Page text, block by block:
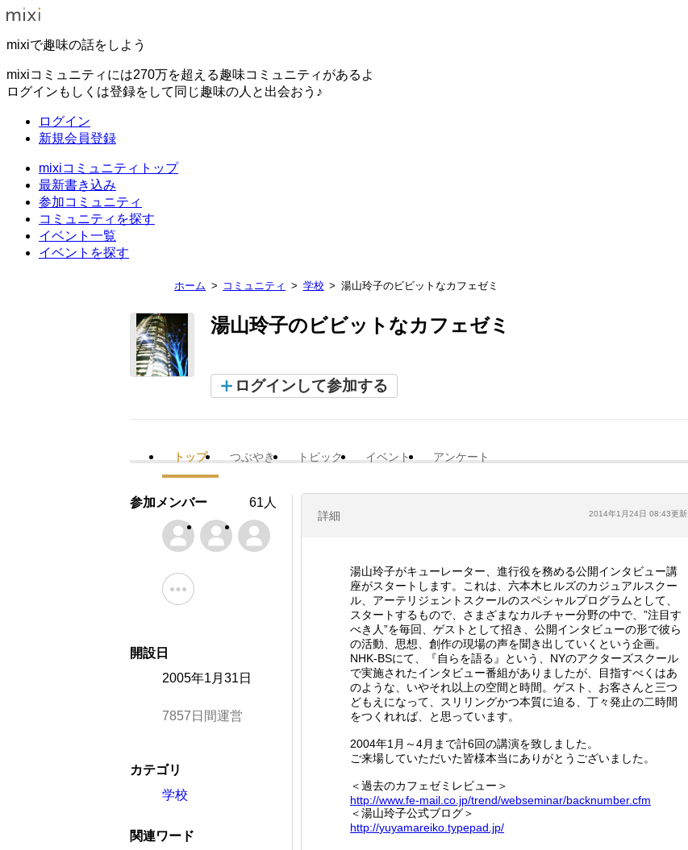
mixiで趣味の話をしよう
mixiコミュニティには270万を超える趣味コミュニティがあるよ
ログインもしくは登録をして同じ趣味の人と出会おう♪
ログイン
新規会員登録
mixiコミュニティトップ
最新書き込み
参加コミュニティ
コミュニティを探す
イベント一覧
イベントを探す
ホーム コミュニティ 学校 湯山玲子のビビットなカフェゼミ
湯山玲子のビビットなカフェゼミ
ログインして参加する
トップ つぶやき トピック イベント アンケート
詳細 2014年1月24日 08:43更新
湯山玲子がキューレーター、進行役を務める公開インタビュー講
座がスタートします。これは、六本木ヒルズのカジュアルスクー
ル、アーテリジェントスクールのスペシャルプログラムとして、
スタートするもので、さまざまなカルチャー分野の中で、”注目す
べき人”を毎回、ゲストとして招き、公開インタビューの形で彼ら
の活動、思想、創作の現場の声を聞き出していくという企画。
NHK-BSにて、『自らを語る』という、NYのアクターズスクール
で実施されたインタビュー番組がありましたが、目指すべくはあ
のような、いやそれ以上の空間と時間。ゲスト、お客さんと三つ
どもえになって、スリリングかつ本質に迫る、丁々発止の二時間
をつくれれば、と思っています。
2004年1月～4月まで計6回の講演を致しました。
ご来場していただいた皆様本当にありがとうございました。
＜過去のカフェゼミレビュー＞
http://www.fe-mail.co .jp/trend/webseminar/backnumber.cfm
＜湯山玲子公式ブログ＞
http://yuyamareiko.typepad.jp/
参加メンバー 61人
開設日
2005年1月31日
7857日間運営
カテゴリ
学校
関連ワード